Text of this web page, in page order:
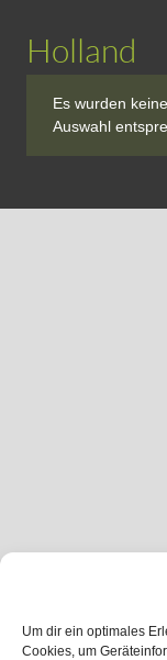
Um dir ein optimales
Cookies, um
Holland
Es wurden
Auswahl